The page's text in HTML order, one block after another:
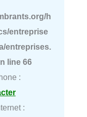
h
entreprise
entreprises.
line 66
:
: